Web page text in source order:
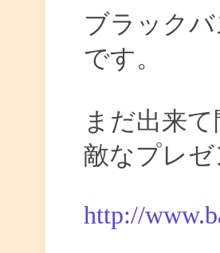
ブラックバ
です。
まだ出来
敵なプレ
http://